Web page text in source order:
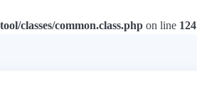
classes/common.class.php on line